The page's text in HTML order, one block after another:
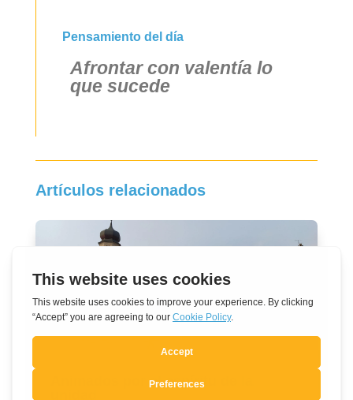
Pensamiento del día
Afrontar con valentía lo
que sucede
Artículos relacionados
Animados por el espíritu de la